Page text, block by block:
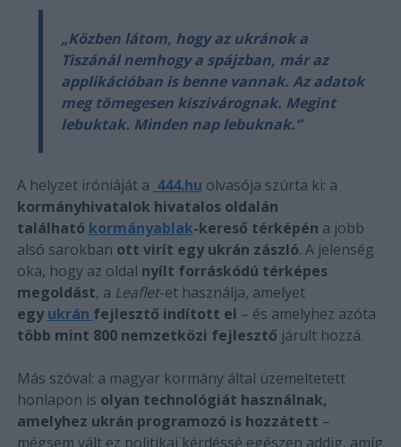
„Közben látom, hogy az ukránok a
Tiszánál nemhogy a spájzban, már az
applikációban is benne vannak. Az adatok
meg tömegesen kiszivárognak. Megint
lebuktak. Minden nap lebuknak.”
A helyzet iróniáját a 444.hu olvasója szúrta ki: a
kormányhivatalok hivatalos oldalán
található kormányablak-kereső térképén a jobb
alsó sarokban ott virít egy ukrán zászló. A jelenség
oka, hogy az oldal nyílt forráskódú térképes
megoldást, a Leaflet-et használja, amelyet
egy ukrán fejlesztő indított el – és amelyhez azóta
több mint 800 nemzetközi fejlesztő járult hozzá.
Más szóval: a magyar kormány által üzemeltetett
honlapon is olyan technológiát használnak,
amelyhez ukrán programozó is hozzátett –
mégsem vált ez politikai kérdéssé egészen addig, amíg